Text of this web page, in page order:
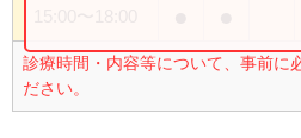
診療時間・内容等について、事前に
ださい。